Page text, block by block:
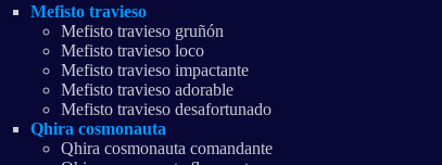
Mefisto travieso
Mefisto travieso gruñón
Mefisto travieso loco
Mefisto travieso impactante
Mefisto travieso adorable
Mefisto travieso desafortunado
Qhira cosmonauta
Qhira cosmonauta comandante